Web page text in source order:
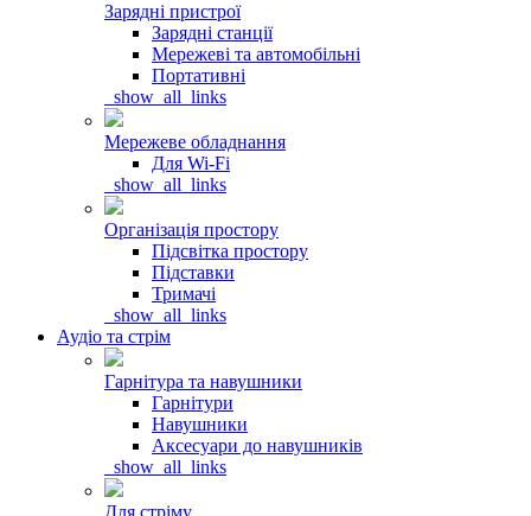
Зарядні пристрої
Зарядні станції
Мережеві та автомобільні
Портативні
_show_all_links
Мережеве обладнання
Для Wi-Fi
_show_all_links
Організація простору
Підсвітка простору
Підставки
Тримачі
_show_all_links
Аудіо та стрім
Гарнітура та навушники
Гарнітури
Навушники
Аксесуари до навушників
_show_all_links